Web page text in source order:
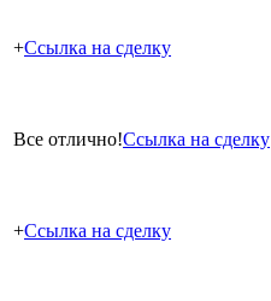
+Ссылка на сделку
Все отлично!Ссылка на сделку
+Ссылка на сделку